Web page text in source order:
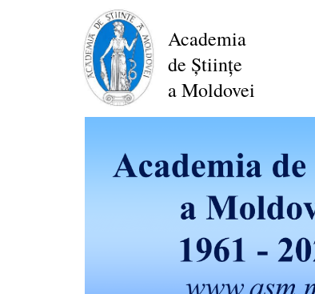
Academia
de Științe
a Moldovei